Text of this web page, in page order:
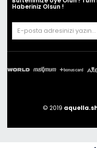
Haberiniz Olsun !
© 2019